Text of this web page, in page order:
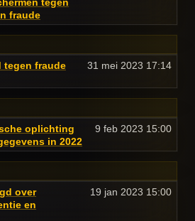
fraude
tegen fraude
31 mei 2023 17:14
oplichting
in 2022
9 feb 2023 15:00
over
en
19 jan 2023 15:00